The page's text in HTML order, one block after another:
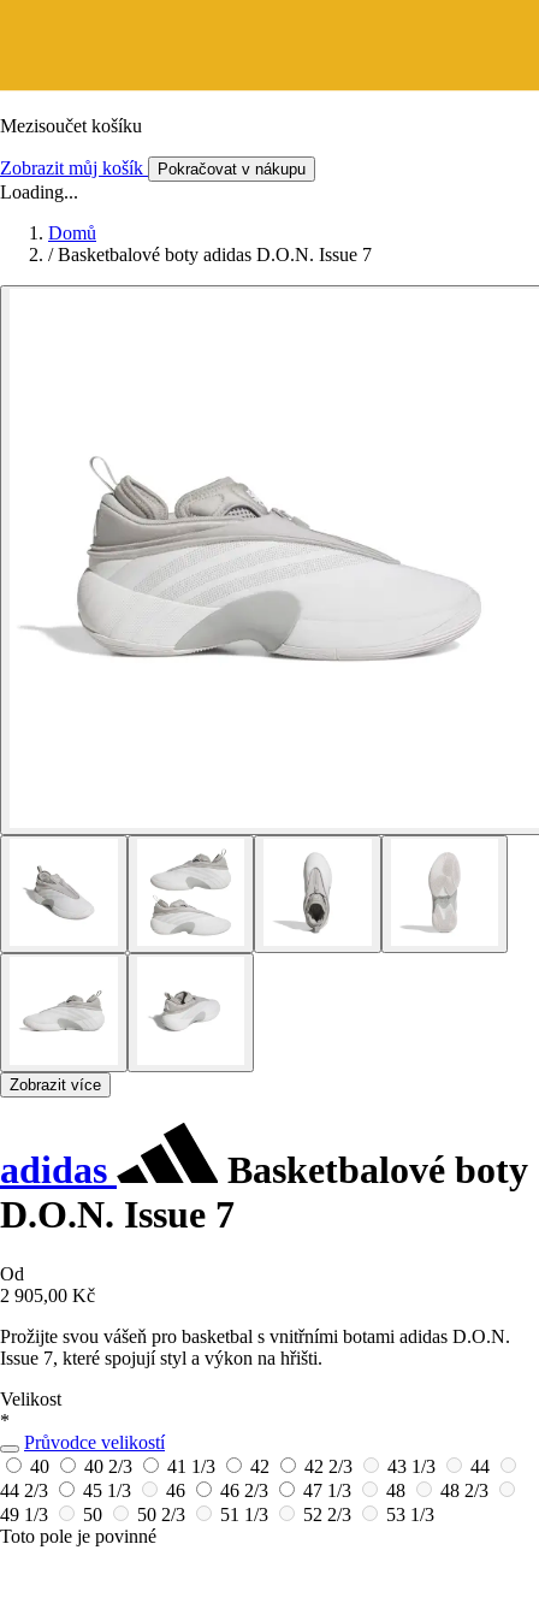
Mezisoučet košíku
Zobrazit můj košík Pokračovat v nákupu
Loading...
Domů
/ Basketbalové boty adidas D.O.N. Issue 7
Zobrazit více
adidas
Basketbalové boty
D.O.N. Issue 7
Od
2 905,00 Kč
Prožijte svou vášeň pro basketbal s vnitřními botami adidas D.O.N.
Issue 7, které spojují styl a výkon na hřišti.
Velikost
*
Průvodce velikostí
40
40 2/3 41 1/3 42 42 2/3 43 1/3
44
44 2/3
45 1/3 46 46 2/3 47 1/3 48
48 2/3
49 1/3
50 50 2/3 51 1/3 52 2/3
53 1/3
Toto pole je povinné